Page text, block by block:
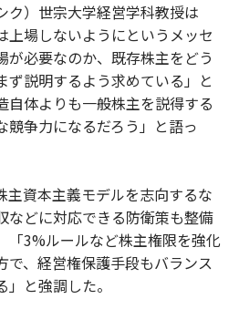
ク）世宗大学経営学科教授は
上場しないようにというメッセ
が必要なのか、既存株主をどう
ず説明するよう求めている」と
自体よりも一般株主を説得する
競争力になるだろう」と語っ
主資本主義モデルを志向するな
などに対応できる防衛策も整備
「3%ルールなど株主権限を強化
で、経営権保護手段もバランス
と強調した。